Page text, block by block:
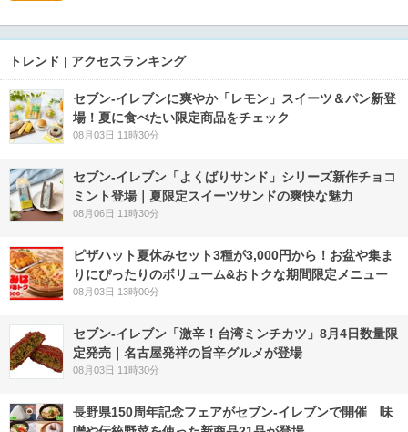
トレンド | アクセスランキング
セブン‐イレブンに爽やか「レモン」スイーツ＆パン新登
場！夏に食べたい限定商品をチェック
08月03日 11時30分
セブン‐イレブン「よくばりサンド」シリーズ新作チョコ
ミント登場｜夏限定スイーツサンドの爽快な魅力
08月06日 11時30分
ピザハット夏休みセット3種が3,000円から！お盆や集ま
りにぴったりのボリューム&おトクな期間限定メニュー
08月03日 13時00分
セブン-イレブン「激辛！台湾ミンチカツ」8月4日数量限
定発売｜名古屋発祥の旨辛グルメが登場
08月03日 11時30分
長野県150周年記念フェアがセブン-イレブンで開催 味